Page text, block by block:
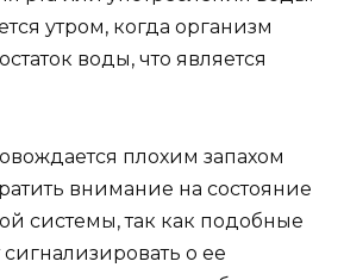
утром, когда организм
воды, что является
плохим запахом
внимание на состояние
системы, так как подобные
о ее